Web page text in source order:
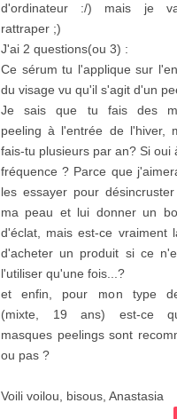
d'ordinateur :/) mais je
rattraper ;)
J'ai 2 questions(ou 3) :
Ce sérum tu l'applique sur
du visage vu qu'il s'agit d'un
Je sais que tu fais des
peeling à l'entrée de l'hiver,
fais-tu plusieurs par an? Si oui
fréquence ? Parce que
les essayer pour
ma peau et lui donner un
d'éclat, mais est-ce vraiment
d'acheter un produit si ce
l'utiliser qu'une fois...?
et enfin, pour mon type
(mixte, 19 ans) est-ce
masques peelings sont
ou pas ?
Voili voilou, bisous, Anastasia